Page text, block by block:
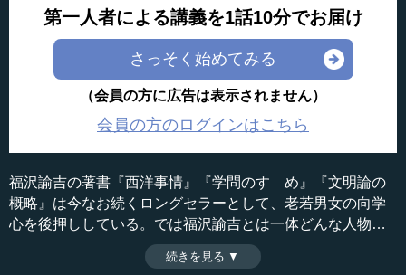
第一人者による講義を1話10分でお届け
さっそく始めてみる
（会員の方に広告は表示されません）
会員の方のログインはこちら
福沢諭吉の著書『西洋事情』『学問のすゝめ』『文明論の
概略』は今なお続くロングセラーとして、老若男女の向学
心を後押ししている。では福沢諭吉とは一体どんな人物だ
ったのか。明治維新においてどのような役割を果たしたの
か。（2018年11月13日開催島田塾講演「明治維新とは：新
続きを見る ▼